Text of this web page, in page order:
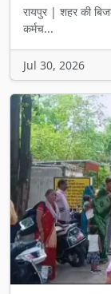
रायपुर | शहर की
कर्मच...
Jul 30, 2026